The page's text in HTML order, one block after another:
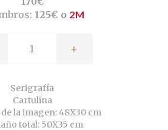
125€ o 2M
+
Serigrafía
Cartulina
la imagen: 48X30 cm
total: 50X35 cm